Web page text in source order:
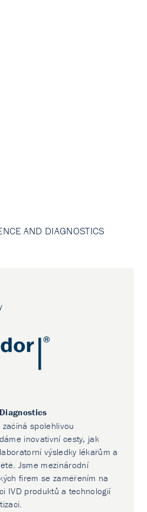
AND DIAGNOSTICS
spolehlivou
inovativní cesty, jak
výsledky lékařům a
Jsme mezinárodní
firem se zaměřením na
IVD produktů a technologií